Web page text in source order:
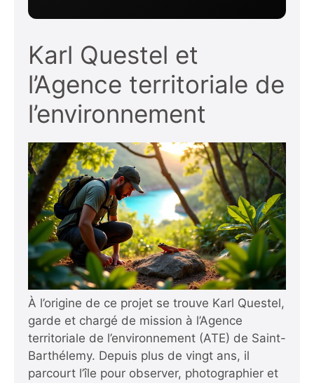
Karl Questel et
l’Agence territoriale de
l’environnement
À l’origine de ce projet se trouve Karl Questel,
garde et chargé de mission à l’Agence
territoriale de l’environnement (ATE) de Saint-
Barthélemy. Depuis plus de vingt ans, il
parcourt l’île pour observer, photographier et